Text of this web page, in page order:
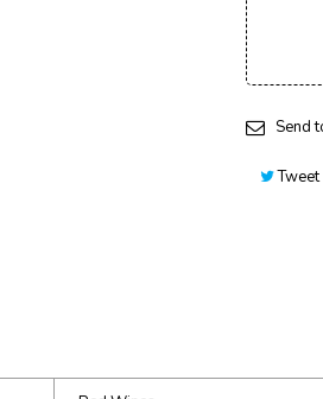
Send
Tweet